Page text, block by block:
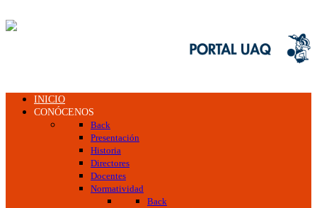
INICIO
CONÓCENOS
Back
Presentación
Historia
Directores
Docentes
Normatividad
Back